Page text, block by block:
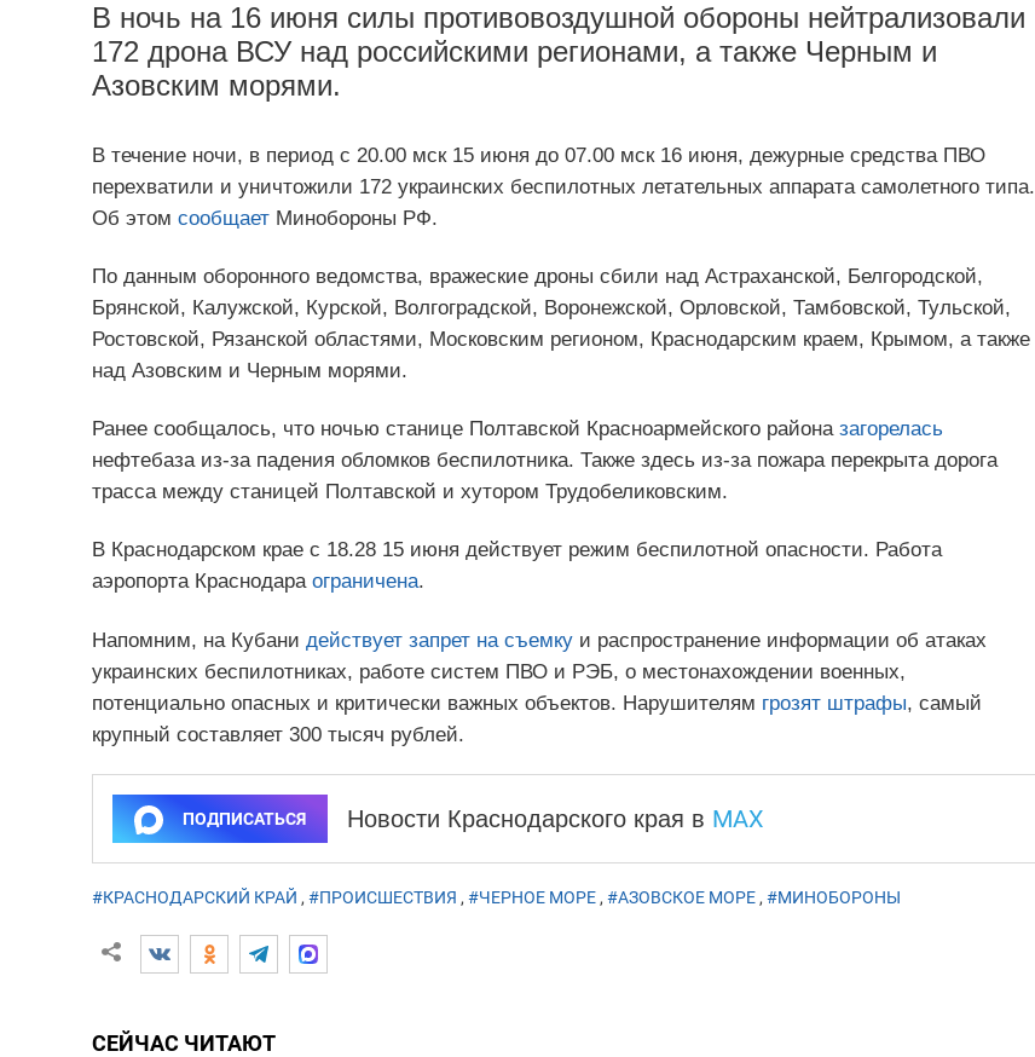
В ночь на 16 июня силы противовоздушной обороны нейтрализовали
172 дрона ВСУ над российскими регионами, а также Черным и
Азовским морями.
В течение ночи, в период с 20.00 мск 15 июня до 07.00 мск 16 июня, дежурные средства ПВО
перехватили и уничтожили 172 украинских беспилотных летательных аппарата самолетного типа.
Об этом сообщаетМинобороны РФ.
По данным оборонного ведомства, вражеские дроны сбили над Астраханской, Белгородской,
Брянской, Калужской, Курской, Волгоградской, Воронежской, Орловской, Тамбовской, Тульской,
Ростовской, Рязанской областями, Московским регионом, Краснодарским краем, Крымом, а также
над Азовским и Черным морями.
Ранее сообщалось, что ночью станице Полтавской Красноармейского района загорелась
нефтебаза из-за падения обломков беспилотника. Также здесь из-за пожара перекрыта дорога
трасса между станицей Полтавской и хутором Трудобеликовским.
В Краснодарском крае с 18.28 15 июня действует режим беспилотной опасности. Работа
аэропорта Краснодара ограничена.
Напомним, на Кубани действует запрет на съемкуи распространение информации об атаках
украинских беспилотниках, работе систем ПВО и РЭБ, о местонахождении военных,
потенциально опасных и критически важных объектов. Нарушителям грозят штрафы, самый
крупный составляет 300 тысяч рублей.
ПОДПИСАТЬСЯ Новости Краснодарского края в MAX
#КРАСНОДАРСКИЙ КРАЙ , #ПРОИСШЕСТВИЯ , #ЧЕРНОЕ МОРЕ, #АЗОВСКОЕ МОРЕ, #МИНОБОРОНЫ
СЕЙЧАС ЧИТАЮТ